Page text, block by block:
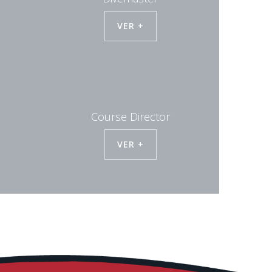
VER +
Course Director
VER +